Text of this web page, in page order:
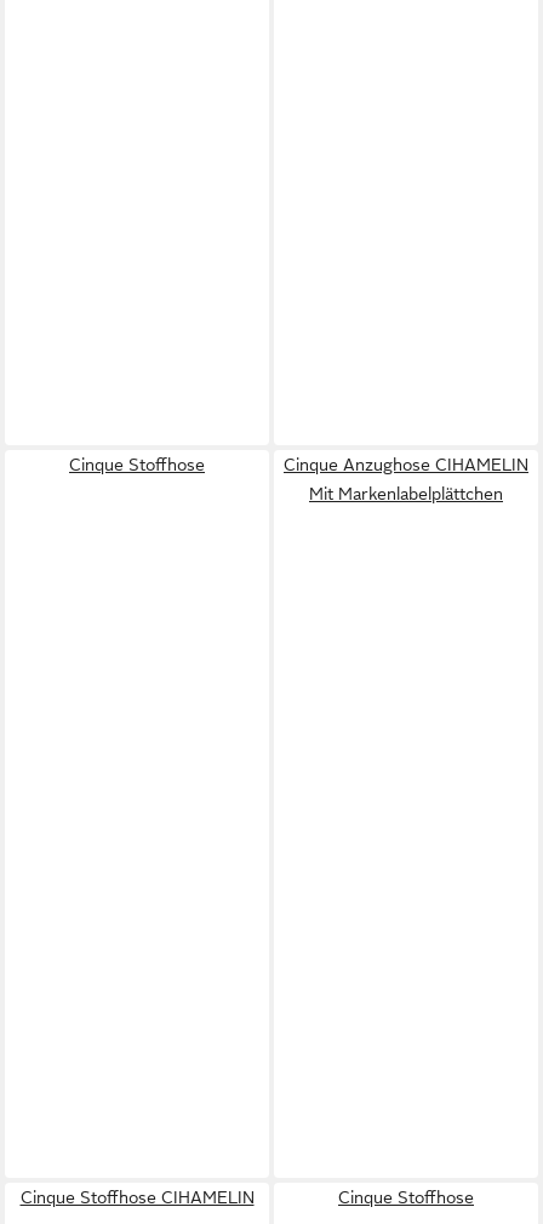
Cinque Stoffhose
Cinque Anzughose CIHAMELIN
Mit Markenlabelplättchen
Cinque Stoffhose CIHAMELIN Cinque Stoffhose